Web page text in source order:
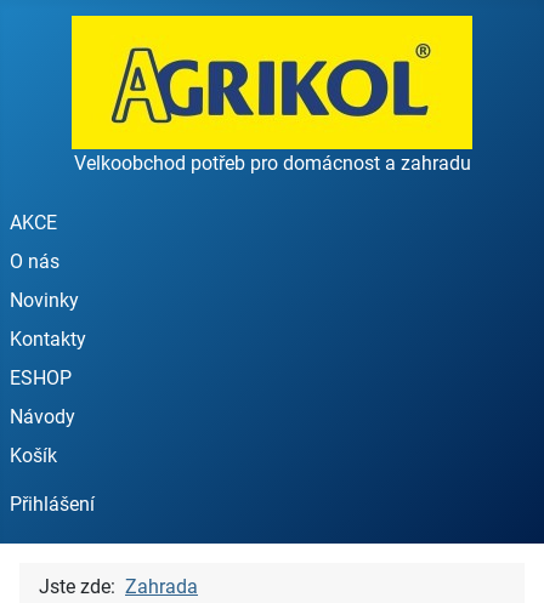
Velkoobchod potřeb pro domácnost a zahradu
AKCE
O nás
Novinky
Kontakty
ESHOP
Návody
Košík
Přihlášení
Jste zde: Zahrada